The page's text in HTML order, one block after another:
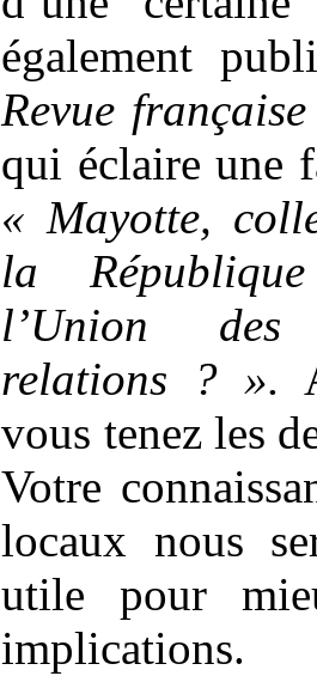
également
Revue
qui éclaire une
« Mayotte,
la
l’Union des
relations
? ».
vous tenez les
Votre
locaux nous
utile pour
implications.